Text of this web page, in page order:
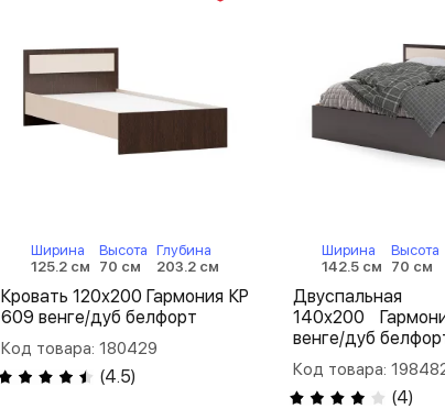
Ширина
125.2 см
Высота
70 см
Глубина
203.2 см
Кровать 120х200 Гармония КР
609 венге/дуб белфорт
Код товара: 180429
(4.5)
Ширина
142.5 см
Высота
70 см
Двуспальная
140х200
венге/дуб
Код товара:
(4)